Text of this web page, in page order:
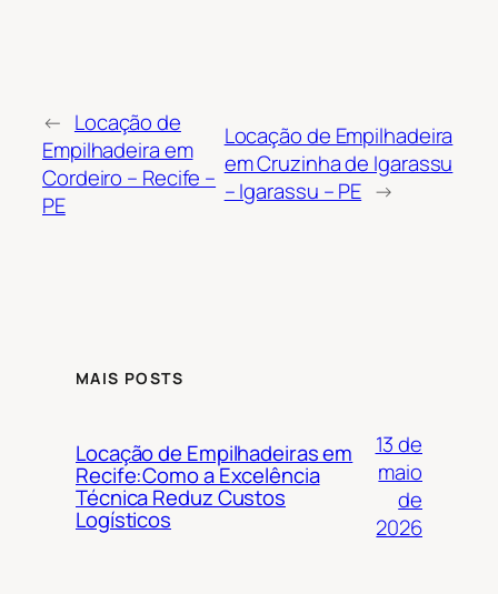
← Locação de
Empilhadeira em
Cordeiro – Recife –
PE
Locação de Empilhadeira
em Cruzinha de Igarassu
– Igarassu – PE →
MAIS POSTS
Locação de Empilhadeiras em
Recife:Como a Excelência
Técnica Reduz Custos
Logísticos
13 de
maio
de
2026